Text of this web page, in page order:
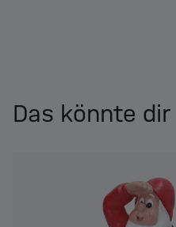
Das könnte